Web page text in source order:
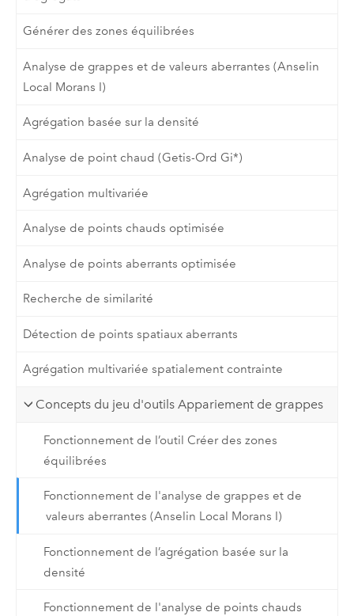
Générer des zones équilibrées
Analyse de grappes et de valeurs aberrantes (Anselin
Local Morans I)
Agrégation basée sur la densité
Analyse de point chaud (Getis-Ord Gi*)
Agrégation multivariée
Analyse de points chauds optimisée
Analyse de points aberrants optimisée
Recherche de similarité
Détection de points spatiaux aberrants
Agrégation multivariée spatialement contrainte
Concepts du jeu d'outils Appariement de grappes
Fonctionnement de l’outil Créer des zones
équilibrées
Fonctionnement de l'analyse de grappes et de
valeurs aberrantes (Anselin Local Morans I)
Fonctionnement de l’agrégation basée sur la
densité
Fonctionnement de l'analyse de points chauds